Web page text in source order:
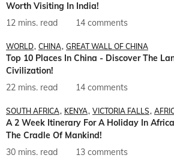
Worth Visiting In India!
12 mins. read
14 comments
WORLD CHINA GREAT WALL OF CHINA
Top 10 Places In China - Discover The
Civilization!
22 mins. read
14 comments
SOUTH AFRICA KENYA VICTORIA FALLS
A 2 Week Itinerary For A Holiday In
The Cradle Of Mankind!
30 mins. read
13 comments